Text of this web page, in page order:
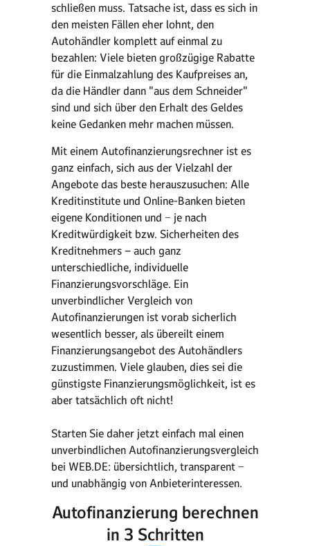
schließen muss. Tatsache ist, dass es sich in
den meisten Fällen eher lohnt, den
Autohändler komplett auf einmal zu
bezahlen: Viele bieten großzügige Rabatte
für die Einmalzahlung des Kaufpreises an,
da die Händler dann "aus dem Schneider"
sind und sich über den Erhalt des Geldes
keine Gedanken mehr machen müssen.
Mit einem Autofinanzierungsrechner ist es
ganz einfach, sich aus der Vielzahl der
Angebote das beste herauszusuchen: Alle
Kreditinstitute und Online-Banken bieten
eigene Konditionen und − je nach
Kreditwürdigkeit bzw. Sicherheiten des
Kreditnehmers – auch ganz
unterschiedliche, individuelle
Finanzierungsvorschläge. Ein
unverbindlicher Vergleich von
Autofinanzierungen ist vorab sicherlich
wesentlich besser, als übereilt einem
Finanzierungsangebot des Autohändlers
zuzustimmen. Viele glauben, dies sei die
günstigste Finanzierungsmöglichkeit, ist es
aber tatsächlich oft nicht!
Starten Sie daher jetzt einfach mal einen
unverbindlichen Autofinanzierungsvergleich
bei WEB.DE: übersichtlich, transparent −
und unabhängig von Anbieterinteressen.
Autofinanzierung berechnen
in 3 Schritten